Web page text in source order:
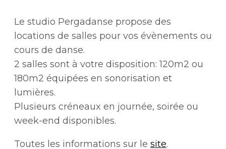
Le studio Pergadanse propose des
locations de salles pour vos évènements ou
cours de danse.
2 salles sont à votre disposition: 120m2 ou
180m2 équipées en sonorisation et
lumières.
Plusieurs créneaux en journée, soirée ou
week-end disponibles.
Toutes les informations sur le site.